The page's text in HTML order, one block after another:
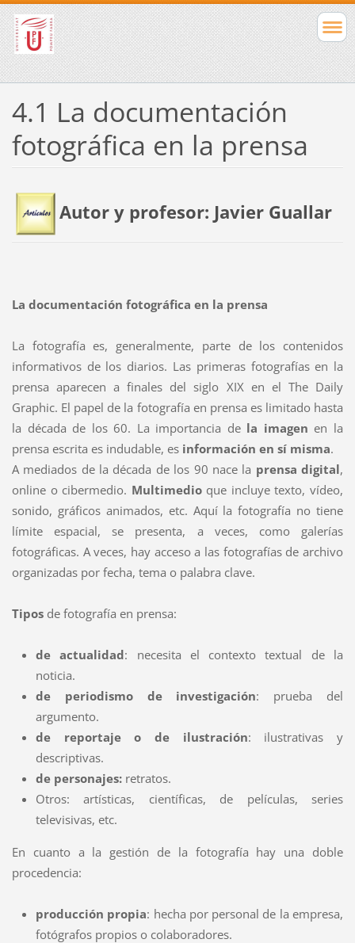
4.1 La documentación
fotográfica en la prensa
Autor y profesor: Javier Guallar
La documentación fotográfica en la prensa
La fotografía es, generalmente, parte de los contenidos
informativos de los diarios. Las primeras fotografías en la
prensa aparecen a finales del siglo XIX en el The Daily
Graphic. El papel de la fotografía en prensa es limitado hasta
la década de los 60. La importancia de la imagen en la
prensa escrita es indudable, es información en sí misma.
A mediados de la década de los 90 nace la prensa digital,
online o cibermedio. Multimedioque incluye texto, vídeo,
sonido, gráficos animados, etc. Aquí la fotografía no tiene
límite espacial, se presenta, a veces, como galerías
fotográficas. A veces, hay acceso a las fotografías de archivo
organizadas por fecha, tema o palabra clave.
Tiposde fotografía en prensa:
de actualidad: necesita el contexto textual de la
noticia.
de periodismo de investigación: prueba del
argumento.
de reportaje o de ilustración: ilustrativas y
descriptivas.
de personajes:retratos.
Otros: artísticas, científicas, de películas, series
televisivas, etc.
En cuanto a la gestión de la fotografía hay una doble
procedencia:
producción propia: hecha por personal de la empresa,
fotógrafos propios o colaboradores.